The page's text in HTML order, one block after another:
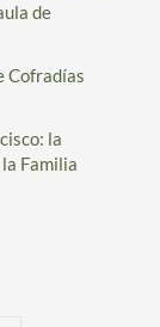
de
Cofradías
la
Familia